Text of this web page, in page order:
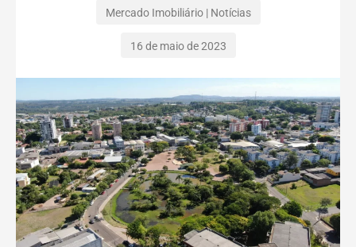
Mercado Imobiliário| Notícias
16 de maio de 2023